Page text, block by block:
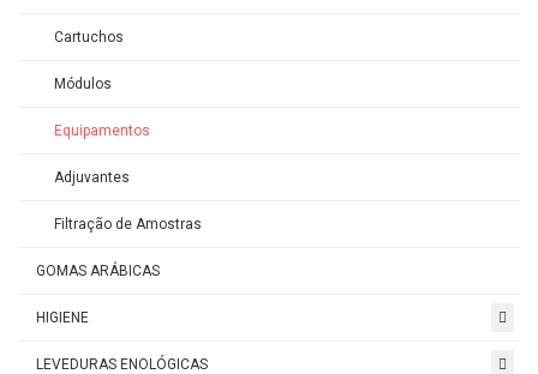
Cartuchos
Módulos
Equipamentos
Adjuvantes
Filtração de Amostras
GOMAS ARÁBICAS
HIGIENE
LEVEDURAS ENOLÓGICAS